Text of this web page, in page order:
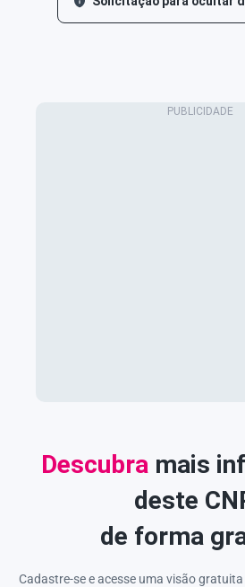
Descubra mais
deste
de forma
Cadastre-se e acesse uma visão